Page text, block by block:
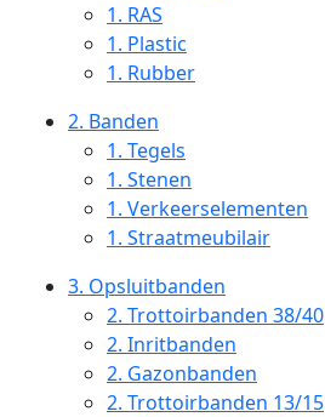
1. RAS
1. Plastic
1. Rubber
2. Banden
1. Tegels
1. Stenen
1. Verkeerselementen
1. Straatmeubilair
3. Opsluitbanden
2. Trottoirbanden 38/40
2. Inritbanden
2. Gazonbanden
2. Trottoirbanden 13/15